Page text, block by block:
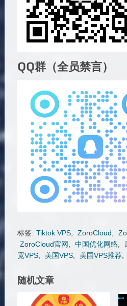
QQ群（全员禁言）
标签: Tiktok VPS, ZoroCloud
ZoroCloud官网
中国优化网络,
宽VPS, 美国VPS, 美国VPS推荐,
随机文章